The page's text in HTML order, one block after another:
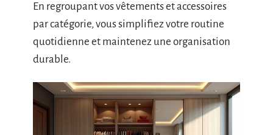
En regroupant vos vêtements et accessoires
par catégorie, vous simplifiez votre routine
quotidienne et maintenez une organisation
durable.